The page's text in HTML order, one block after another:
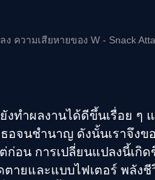
ความเสียหายของ W - Snack
งทำผลงานได้ดีขึ้นเรื่อย ๆ
อจนชำนาญ ดังนั้นเราจึง
อน การเปลี่ยนแปลงนี้เกิ
ตายและแบบไฟเตอร์ พลัง